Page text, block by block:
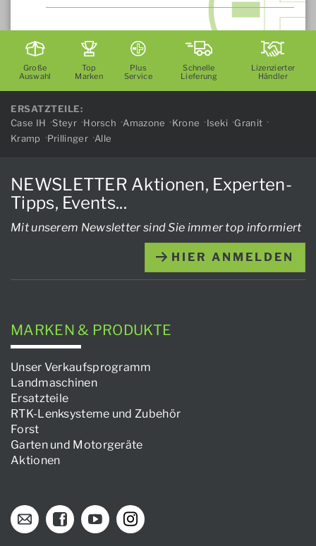
Große
Auswahl
Top
Marken
Plus
Service
Schnelle
Lieferung
Lizenzierter
Händler
ERSATZTEILE:
Case IH
Steyr Horsch Amazone Krone Iseki
Granit
Kramp
Prillinger Alle
NEWSLETTER Aktionen, Experten-
Tipps, Events...
Mit unserem Newsletter sind Sie immer top informiert
HIER ANMELDEN
MARKEN & PRODUKTE
Unser Verkaufsprogramm
Landmaschinen
Ersatzteile
RTK-Lenksysteme und Zubehör
Forst
Garten und Motorgeräte
Aktionen